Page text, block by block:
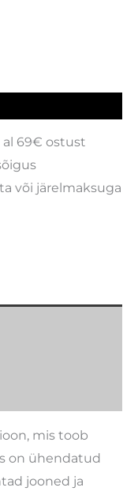
al 69€ ostust
või järelmaksuga
mis toob
on ühendatud
jooned ja